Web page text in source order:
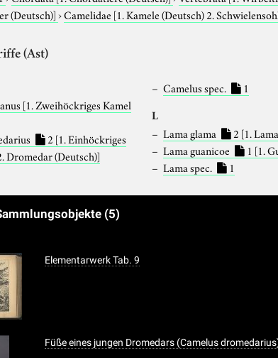
(Deutsch)]›Camelidae [1. Kamele (Deutsch) 2.
(Ast)
[1. Zweihöckriges Kamel
2 [1. Einhöckriges
Dromedar (Deutsch)]
Camelus spec. 1
L
Lama glama 2 [1.
Lama guanicoe
1 [1.
Lama spec.
1
(5)
Elementarwerk Tab. 9
Füße eines jungen Dromedars (Camelus